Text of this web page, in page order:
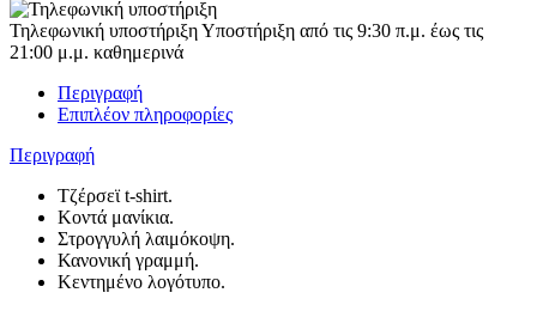
Τηλεφωνική υποστήριξηΥποστήριξη από τις 9:30 π.μ. έως τις
21:00 μ.μ. καθημερινά
Περιγραφή
Επιπλέον πληροφορίες
Περιγραφή
Τζέρσεϊ t-shirt.
Κοντά μανίκια.
Στρογγυλή λαιμόκοψη.
Κανονική γραμμή.
Κεντημένο λογότυπο.